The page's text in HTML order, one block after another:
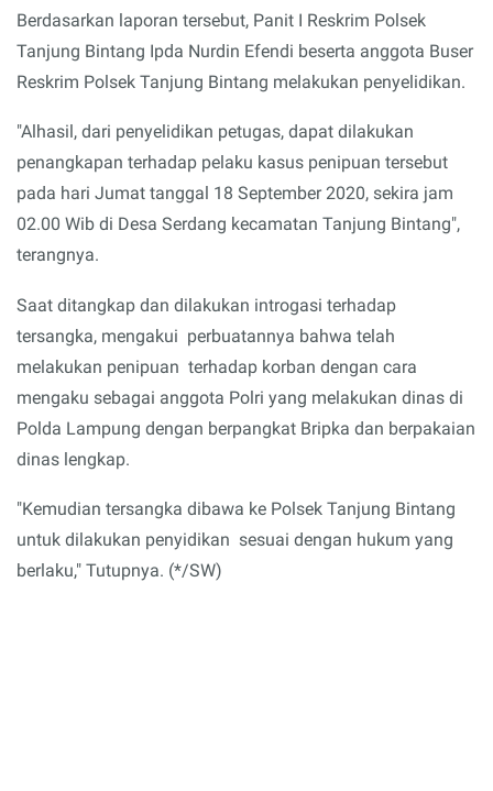
Berdasarkan laporan tersebut, Panit I Reskrim Polsek
Tanjung Bintang Ipda Nurdin Efendi beserta anggota Buser
Reskrim Polsek Tanjung Bintang melakukan penyelidikan.
"Alhasil, dari penyelidikan petugas, dapat dilakukan
penangkapan terhadap pelaku kasus penipuan tersebut
pada hari Jumat tanggal 18 September 2020, sekira jam
02.00 Wib di Desa Serdang kecamatan Tanjung Bintang",
terangnya.
Saat ditangkap dan dilakukan introgasi terhadap
tersangka, mengakui perbuatannya bahwa telah
melakukan penipuan terhadap korban dengan cara
mengaku sebagai anggota Polri yang melakukan dinas di
Polda Lampung dengan berpangkat Bripka dan berpakaian
dinas lengkap.
"Kemudian tersangka dibawa ke Polsek Tanjung Bintang
untuk dilakukan penyidikan sesuai dengan hukum yang
berlaku," Tutupnya. (*/SW)